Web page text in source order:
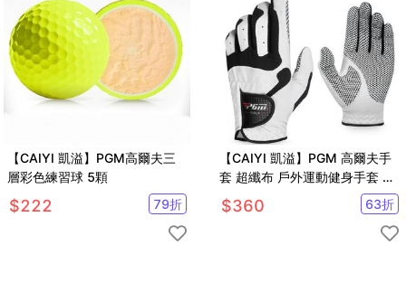
【CAIYI 凱溢】PGM高爾夫三
層彩色練習球 5顆
$222 79折
【CAIYI 凱溢】PGM 高爾夫手
套 超纖布 戶外運動健身手套 防
曬防滑耐磨運動手套
$360 63折